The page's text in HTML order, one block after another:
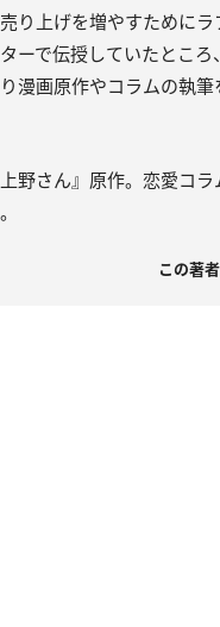
り上げを増やすためにラ
ーで伝授していたところ
漫画原作やコラムの執筆
野さん』原作。恋愛コラ
この著